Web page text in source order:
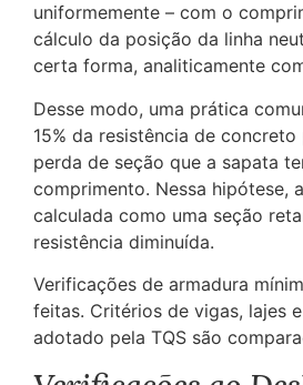
uniformemente – com o
cálculo da posição da linha
certa forma, analiticamente
Desse modo, uma prática
15% da resistência de
perda de seção que a sapata
comprimento. Nessa hipótese,
calculada como uma seção
resistência diminuída.
Verificações de armadura
feitas. Critérios de vigas, lajes
adotado pela TQS são